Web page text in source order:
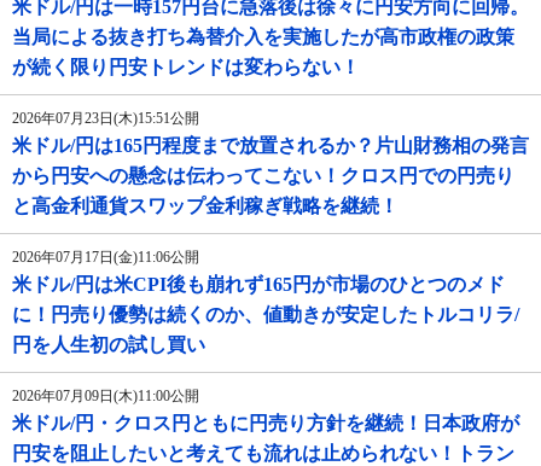
米ドル/円は一時157円台に急落後は徐々に円安方向に回帰。
当局による抜き打ち為替介入を実施したが高市政権の政策
が続く限り円安トレンドは変わらない！
2026年07月23日(木)15:51公開
米ドル/円は165円程度まで放置されるか？片山財務相の発言
から円安への懸念は伝わってこない！クロス円での円売り
と高金利通貨スワップ金利稼ぎ戦略を継続！
2026年07月17日(金)11:06公開
米ドル/円は米CPI後も崩れず165円が市場のひとつのメド
に！円売り優勢は続くのか、値動きが安定したトルコリラ/
円を人生初の試し買い
2026年07月09日(木)11:00公開
米ドル/円・クロス円ともに円売り方針を継続！日本政府が
円安を阻止したいと考えても流れは止められない！トラン